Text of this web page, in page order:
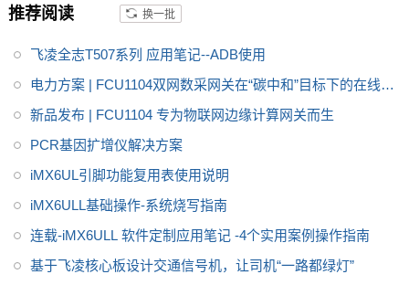
推荐阅读 换一批
飞凌全志T507系列 应用笔记--ADB使用
电力方案 | FCU1104双网数采网关在“碳中和”目标下的在线能
耗监测方案
新品发布 | FCU1104 专为物联网边缘计算网关而生
PCR基因扩增仪解决方案
iMX6UL引脚功能复用表使用说明
iMX6ULL基础操作-系统烧写指南
连载-iMX6ULL 软件定制应用笔记 -4个实用案例操作指南
基于飞凌核心板设计交通信号机，让司机“一路都绿灯”